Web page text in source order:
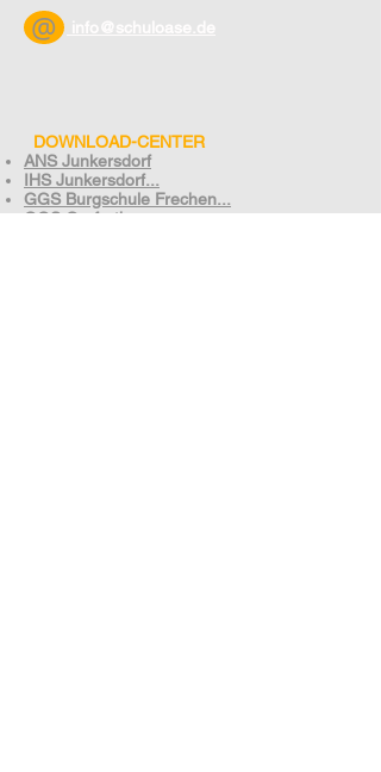
info@schuloase.de
@
DOWNLOAD-CENTER
ANS Junkersdorf
IHS Junkersdorf...
GGS Burgschule Frechen...
GGS Grefrath...